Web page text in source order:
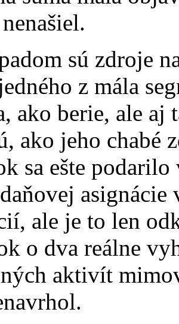
sú zdroje
z mála
ako berie, ale aj
ako jeho chabé
sa ešte
ale je to len
o dva reálne
aktivít